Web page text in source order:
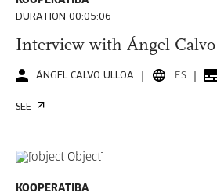
DURATION 00:05:06
Interview with Ángel
ÁNGEL CALVO ULLOA ES
SEE
KOOPERATIBA